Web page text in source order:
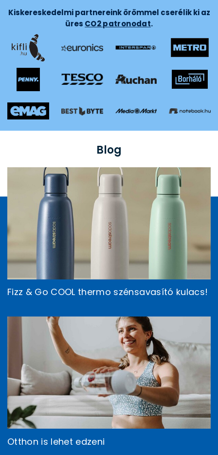
Kiskereskedelmi partnereink örömmel cserélik ki az
üres CO2 patronodat.
Blog
Fizz & Go COOL thermo szénsavasító kulacs!
Otthon is lehet edzeni